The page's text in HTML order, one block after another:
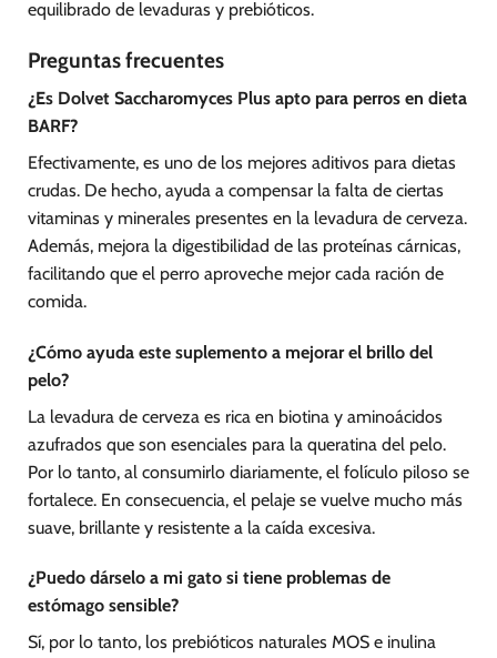
equilibrado de levaduras y prebióticos.
Preguntas frecuentes
¿Es Dolvet Saccharomyces Plus apto para perros en dieta
BARF?
Efectivamente, es uno de los mejores aditivos para dietas
crudas. De hecho, ayuda a compensar la falta de ciertas
vitaminas y minerales presentes en la levadura de cerveza.
Además, mejora la digestibilidad de las proteínas cárnicas,
facilitando que el perro aproveche mejor cada ración de
comida.
¿Cómo ayuda este suplemento a mejorar el brillo del
pelo?
La levadura de cerveza es rica en biotina y aminoácidos
azufrados que son esenciales para la queratina del pelo.
Por lo tanto, al consumirlo diariamente, el folículo piloso se
fortalece. En consecuencia, el pelaje se vuelve mucho más
suave, brillante y resistente a la caída excesiva.
¿Puedo dárselo a mi gato si tiene problemas de
estómago sensible?
Sí, por lo tanto, los prebióticos naturales MOS e inulina